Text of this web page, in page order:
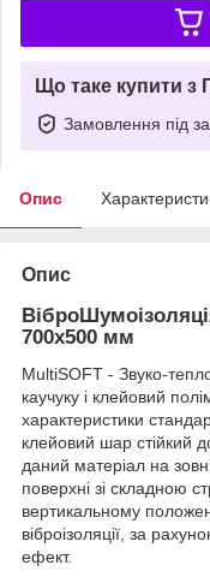
Що таке купити з
Замовлення під
Опис
Опис
700x500 мм
MultiSOFT - Звуко-
каучуку і клейовий
характеристики
клейовий шар стійкий
даний матеріал на
поверхні зі складною
вертикальному
віброізоляції, за
ефект.